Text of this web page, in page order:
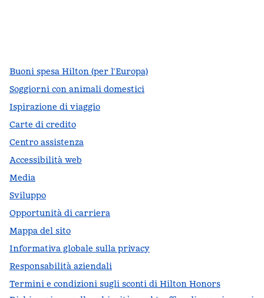
Buoni spesa Hilton (per l’Europa)
Soggiorni con animali domestici
Ispirazione di viaggio
Carte di credito
Centro assistenza
Accessibilità web
Media
Sviluppo
Opportunità di carriera
Mappa del sito
Informativa globale sulla privacy
Responsabilità aziendali
Termini e condizioni sugli sconti di Hilton Honors